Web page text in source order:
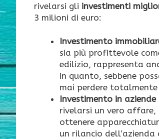
rivelarsi gli investimenti
3 milioni di euro:
Investimento
sia più profittevole
edilizio, rappresenta
in quanto, sebbene
mai perdere
Investimento in
rivelarsi un vero affare,
ottenere
un rilancio